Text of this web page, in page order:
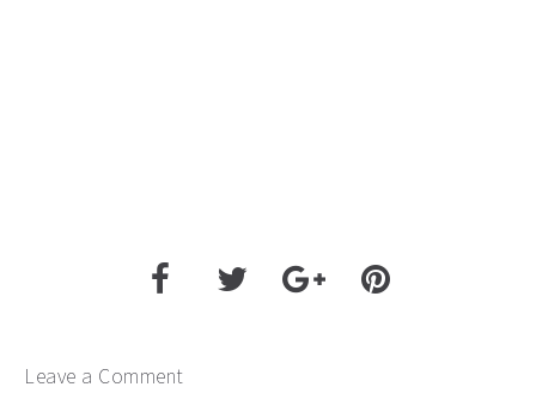
Leave a Comment